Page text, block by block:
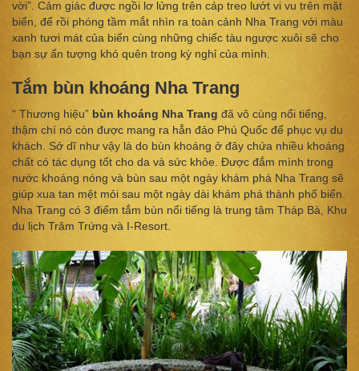
vời”. Cảm giác được ngồi lơ lửng trên cáp treo lướt vi vu trên mặt
biển, để rồi phóng tầm mắt nhìn ra toàn cảnh Nha Trang với màu
xanh tươi mát của biển cùng những chiếc tàu ngược xuôi sẽ cho
bạn sự ấn tượng khó quên trong kỳ nghỉ của mình.
Tắm bùn khoáng Nha Trang
“ Thương hiệu” bùn khoáng Nha Trang đã vô cùng nổi tiếng,
thậm chí nó còn được mang ra hẳn đảo Phú Quốc để phục vụ du
khách. Sở dĩ như vậy là do bùn khoáng ở đây chứa nhiều khoáng
chất có tác dụng tốt cho da và sức khỏe. Được đắm mình trong
nước khoáng nóng và bùn sau một ngày khám phá Nha Trang sẽ
giúp xua tan mệt mỏi sau một ngày dài khám phá thành phố biển.
Nha Trang có 3 điểm tắm bùn nổi tiếng là trung tâm Tháp Bà, Khu
du lịch Trăm Trứng và I-Resort.